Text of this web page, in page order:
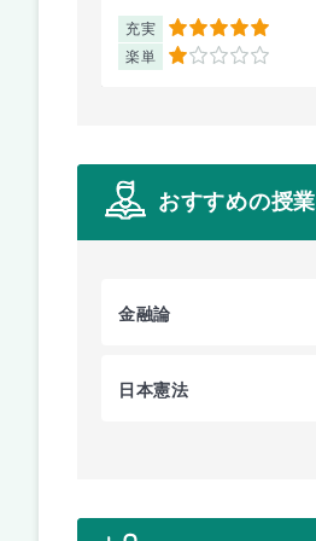
充実 5
楽単 1
おすすめの授業
金融論
日本憲法